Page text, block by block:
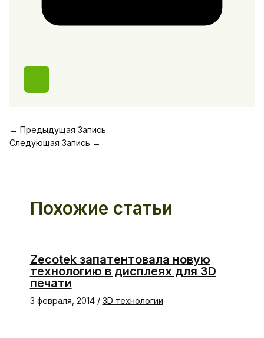
← Предыдущая Запись
Следующая Запись →
Похожие статьи
Zecotek запатентовала новую
технологию в дисплеях для 3D
печати
3 февраля, 2014 / 3D технологии